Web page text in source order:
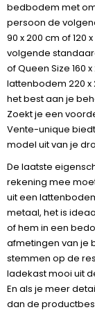
bedbodem met
persoon de
90 x 200 cm of 120
volgende
of Queen Size 160
lattenbodem 220 x
het best aan je
Zoekt je een
Vente-unique
model uit van je
De laatste
rekening mee
uit een
metaal, het is
of hem in een
afmetingen van je
stemmen op de
ladekast mooi uit
En als je meer
dan de